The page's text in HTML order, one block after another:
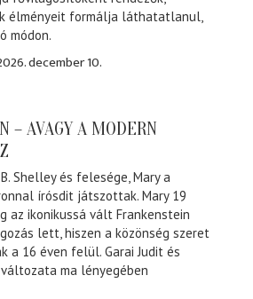
élményeit formálja láthatatlanul,
módon.
december 10.
– AVAGY A MODERN
Shelley és felesége, Mary a
írósdit játszottak. Mary 19
az ikonikussá vált Frankenstein
lett, hiszen a közönség szeret
a 16 éven felül. Garai Judit és
ma lényegében